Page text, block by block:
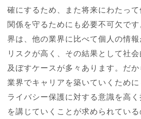
確にするため、また将来にわたっ
関係を守るためにも必要不可欠で
界は、他の業界に比べて個人の情
リスクが高く、その結果として社
及ぼすケースが多々あります。だ
業界でキャリアを築いていくため
ライバシー保護に対する意識を高
を講じていくことが求められている